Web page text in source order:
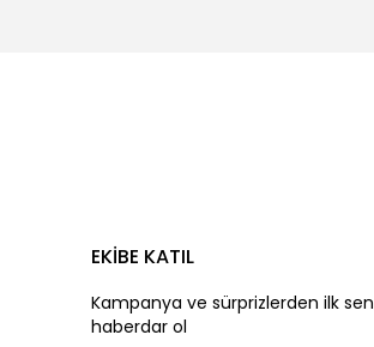
EKİBE KATIL
Kampanya ve sürprizlerden ilk sen
haberdar ol